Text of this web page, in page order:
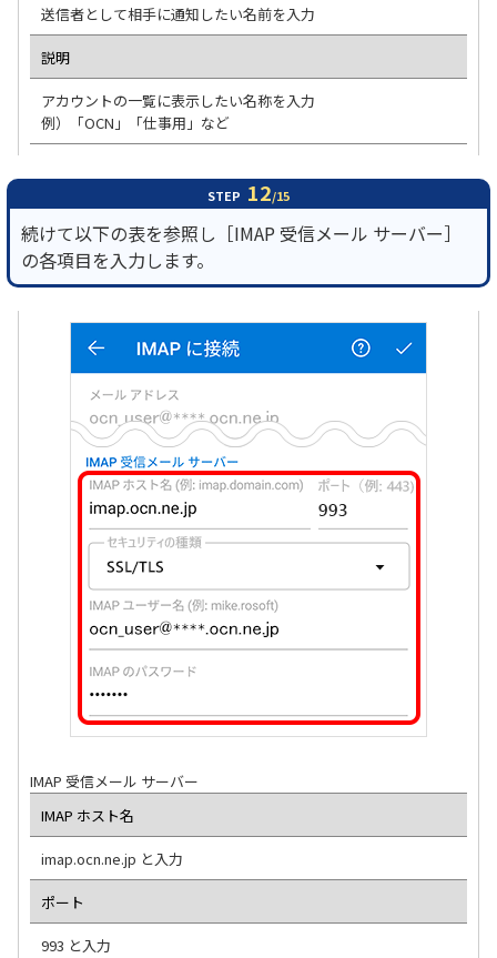
送信者として相手に通知したい名前を入力
説明
アカウントの一覧に表示したい名称を入力
例）「OCN」「仕事用」など
STEP 12/15
続けて以下の表を参照し［IMAP 受信メール サーバー］
の各項目を入力します。
IMAP 受信メール サーバー
IMAP ホスト名
imap.ocn.ne.jp と入力
ポート
993 と入力